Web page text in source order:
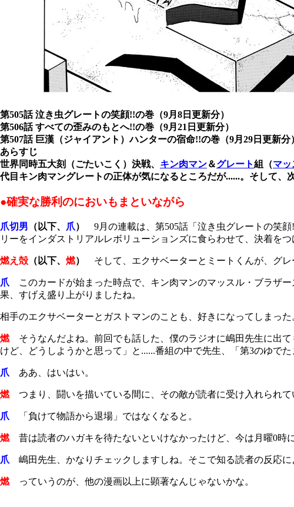
第505話 泣き虫グレートの笑顔!!の巻（9月8日更新分）
第506話 すべての歪みのもとへ!!の巻（9月21日更新分）
第507話 巨漢（ジャイアント）ハンターの宿命!!の巻（9月29日更新分
あらすじ
世界同時五大刻（ごたいこく）決戦、 キン肉マン＆グレート組（マッ
代目キン肉マングレートの正体が気になるところだが......。そして、
●確実な勝利のにおいもまといながら
爪切男 （以下、 爪） 9月の連載は、第505話「泣き虫グレートの笑顔
リーをインダストリアルレボリューションズに食らわせて、決着をつ
燃え殻（以下、 燃） そして、エクサベーターとミートくんが、グレ
爪 このカードが始まった時点で、キン肉マンのマッスル・ブラザ
果、すげえ盛り上がりましたね。
相手のエクサベーターとガストマンのことも、好きになってしまっ
燃そうなんだよね。前回でも話した、僕のラジオに嶋田先生に出て
けど、どうしようかと思って」と......番組の中で先生、「第3のゆでた
爪 ああ、はいはい。
燃つまり、闘いを描いている間に、その敵が読者に受け入れられて
爪 「負けて物語から退場」ではなくなると。
燃昔は読者のハガキを待たないといけなかったけど、今は月曜0時
爪 嶋田先生、かなりチェックしますしね。そこで知る読者の反応に
燃っていうのが、他の漫画以上に顕著なんじゃないかな。